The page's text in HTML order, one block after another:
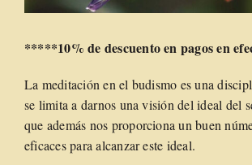
*****10% de descuento en pagos en
La meditación en el budismo es una
se limita a darnos una visión del ideal del
que además nos proporciona un buen
eficaces para alcanzar este ideal.